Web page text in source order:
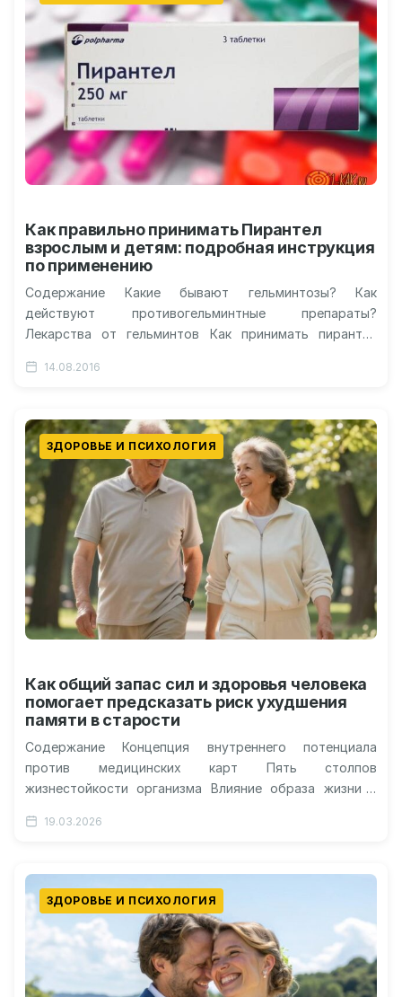
Как правильно принимать Пирантел
взрослым и детям: подробная инструкция
по применению
Содержание Какие бывают гельминтозы? Как
действуют противогельминтные препараты?
Лекарства от гельминтов Как принимать пирантел
Пирантел или декарис: что…
14.08.2016
ЗДОРОВЬЕ И ПСИХОЛОГИЯ
Как общий запас сил и здоровья человека
помогает предсказать риск ухудшения
памяти в старости
Содержание Концепция внутреннего потенциала
против медицинских карт Пять столпов
жизнестойкости организма Влияние образа жизни и
Вероятность развития когнитивных нарушений…
19.03.2026
ЗДОРОВЬЕ И ПСИХОЛОГИЯ